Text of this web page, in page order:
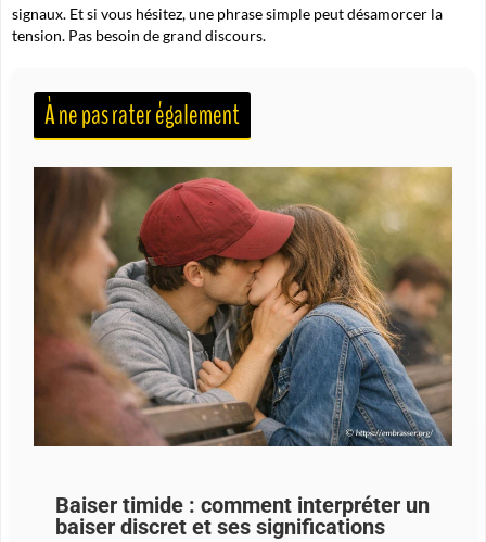
signaux. Et si vous hésitez, une phrase simple peut désamorcer la
tension. Pas besoin de grand discours.
À ne pas rater également
Baiser timide : comment interpréter un
baiser discret et ses significations